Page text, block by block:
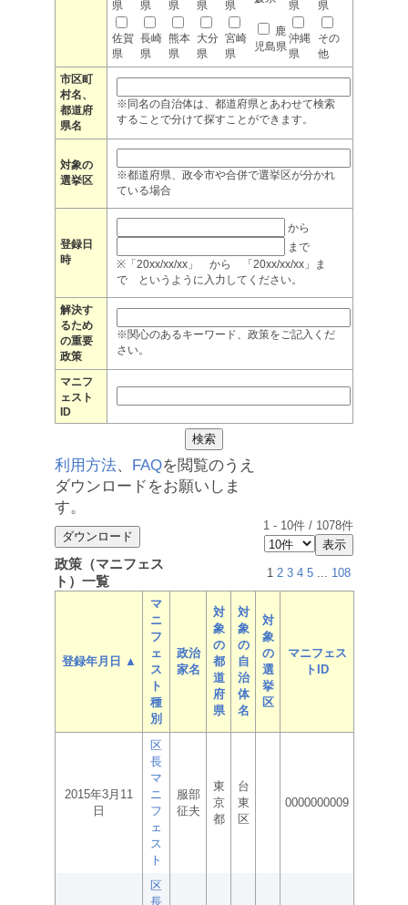
県
県
県
県
県
県
県
佐賀
県
長崎
県
熊本
県
大分
県
宮崎
県
鹿
児島県
沖縄
県
その
他
市区町
村名、
都道府
県名
※同名の自治体は、都道府県とあわせて検索
することで分けて探すことができます。
対象の
選挙区
※都道府県、政令市や合併で選挙区が分かれ
ている場合
登録日
時
から
まで
※「20xx/xx/xx」 から 「20xx/xx/xx」ま
で というように入力してください。
解決す
るため
の重要
政策
※関心のあるキーワード、政策をご記入くだ
さい。
マニフ
ェスト
ID
利用方法、 FAQを閲覧のうえ
ダウンロードをお願いしま
す。
1 - 10件 / 1078件
政策（マニフェス
ト）一覧
1 2 3 4 5 ... 108
登録年月日 ▲
マ
ニ
フ
ェ
ス
ト
種
別
政治
家名
対
象
の
都
道
府
県
対
象
の
自
治
体
名
対
象
の
選
挙
区
マニフェス
トID
2015年3月11
日
区
長
マ
ニ
フ
ェ
ス
ト
服部
征夫
東
京
都
台
東
区
0000000009
区
長